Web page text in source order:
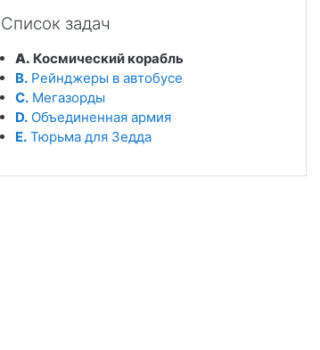
Список задач
A. Космический корабль
B. Рейнджеры в автобусе
C. Мегазорды
D. Объединенная армия
E. Тюрьма для Зедда